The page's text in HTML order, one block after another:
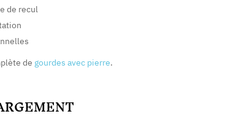
de recul
de gourdes avec pierre.